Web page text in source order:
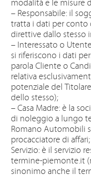
modalità e le misure
– Responsabile: il
tratta i dati per conto
direttive dallo stesso
– Interessato o
si riferiscono i dati
parola Cliente o
relativa
potenziale del
dello stesso);
– Casa Madre: è la
di noleggio a lungo
Romano Automobili
procacciatore di affari;
Servizio: è il servizio
termine-piemonte.it
sinonimo anche il